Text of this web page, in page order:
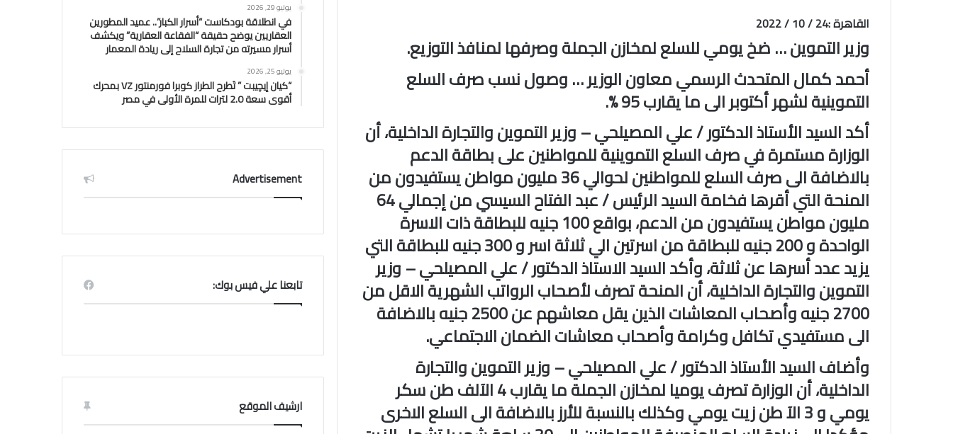
القاهرة :24 / 10 / 2022‏
وزير التموين … ضخ يومي للسلع لمخازن الجملة وصرفها لمنافذ ‏التوزيع.‏
أحمد كمال المتحدث الرسمي معاون الوزير … وصول نسب صرف ‏السلع
التموينية لشهر أكتوبر الى ما يقارب 95 %.‏
أكد السيد الأستاذ الدكتور / علي المصيلحي – وزير التموين والتجارة ‏الداخلية، أن
الوزارة مستمرة في صرف السلع التموينية للمواطنين ‏على بطاقة الدعم
بالاضافة الى صرف السلع للمواطنين لحوالي 36 ‏مليون مواطن يستفيدون من
المنحة التي أقرها فخامة السيد الرئيس / عبد ‏الفتاح السيسي من إجمالي 64
مليون مواطن يستفيدون من الدعم، ‏بواقع 100 جنيه للبطاقة ذات الاسرة
الواحدة و 200 جنيه للبطاقة من اسرتين الي ثلاثة اسر و 300 جنيه للبطاقة التي
يزيد عدد أسرها عن ثلاثة، وأكد ‏السيد الاستاذ الدكتور / علي المصيلحي – وزير
التموين والتجارة ‏الداخلية، أن المنحة تصرف لأصحاب الرواتب الشهرية الاقل من
‏‏2700 جنيه وأصحاب المعاشات الذين يقل معاشهم عن 2500 جنيه ‏بالاضافة
الى مستفيدي تكافل وكرامة وأصحاب معاشات الضمان ‏الاجتماعي.‏
وأضاف السيد الأستاذ الدكتور / علي المصيلحي – وزير التموين ‏والتجارة
الداخلية، أن الوزارة تصرف يوميا لمخازن الجملة ما يقارب ‏‏4 الآلف طن سكر
يومي و 3 الآ طن زيت يومي وكذلك بالنسبة ‏للأرز بالاضافة الى السلع الاخرى
يوليو 29, 2026
في انطلاقة بودكاست “أسرار الكبار”.. عميد المطورين
العقاريين يوضح حقيقة “الفقاعة العقارية” ويكشف
أسرار مسيرته من تجارة السلاح إلى ريادة المعمار
يوليو 25, 2026
“كيان إيچيبت ” تَطرح الطراز كوبرا فورمنتور VZ بمحرك
أقوى سعة 2.0 لترات للمرة الأولى في مصر
Advertisement
تابعنا علي فيس بوك:
ارشيف الموقع